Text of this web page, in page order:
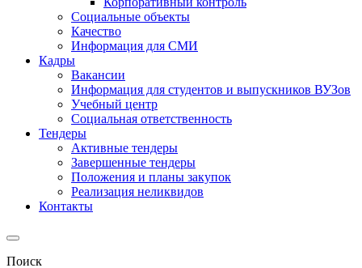
Социальные объекты
Качество
Информация для СМИ
Кадры
Вакансии
Информация для студентов и выпускников ВУЗов
Учебный центр
Социальная ответственность
Тендеры
Активные тендеры
Завершенные тендеры
Положения и планы закупок
Реализация неликвидов
Контакты
Поиск